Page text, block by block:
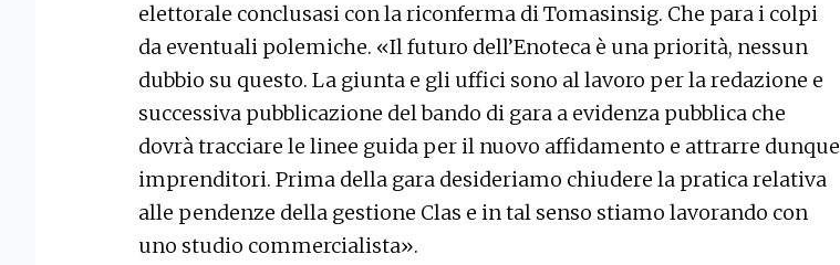
elettorale conclusasi con la riconferma di Tomasinsig. Che para i colpi
da eventuali polemiche. «Il futuro dell’Enoteca è una priorità, nessun
dubbio su questo. La giunta e gli uffici sono al lavoro per la redazione e
successiva pubblicazione del bando di gara a evidenza pubblica che
dovrà tracciare le linee guida per il nuovo affidamento e attrarre dunque
imprenditori. Prima della gara desideriamo chiudere la pratica relativa
alle pendenze della gestione Clas e in tal senso stiamo lavorando con
uno studio commercialista».